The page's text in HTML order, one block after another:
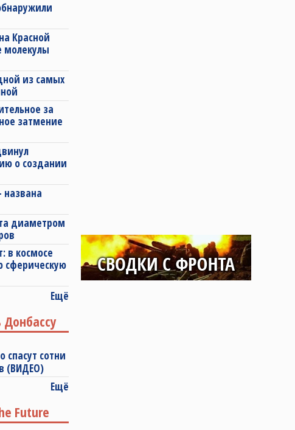
Красной
молекулы
из самых
за
затмение
о создании
диаметром
в космосе
сферическую
Ещё
спасут сотни
(ВИДЕО)
Ещё
Future